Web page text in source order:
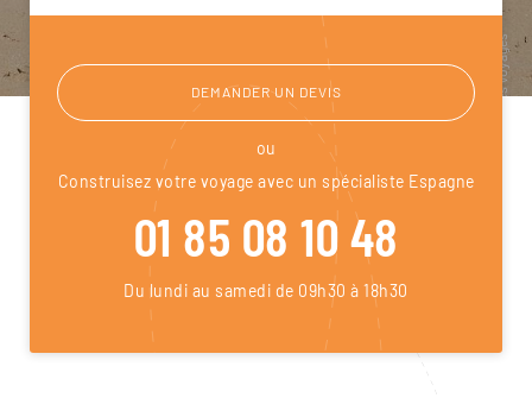
DEMANDER UN DEVIS
ou
Construisez votre voyage avec un spécialiste Espagne
01 85 08 10 48
Du lundi au samedi de 09h30 à 18h30